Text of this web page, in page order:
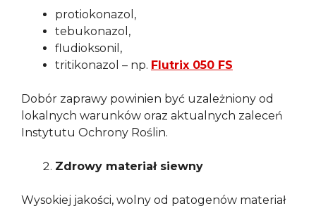
protiokonazol,
tebukonazol,
fludioksonil,
tritikonazol – np. Flutrix 050 FS
Dobór zaprawy powinien być uzależniony od
lokalnych warunków oraz aktualnych zaleceń
Instytutu Ochrony Roślin.
Zdrowy materiał siewny
Wysokiej jakości, wolny od patogenów materiał